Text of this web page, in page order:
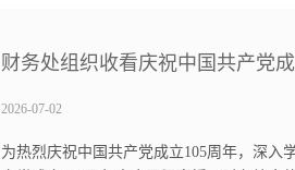
财务处组织收看庆祝中国共产党
2026-07-02
为热烈庆祝中国共产党成立105周年，深入